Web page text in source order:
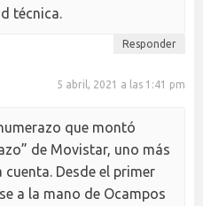
técnica.
Responder
5 abril, 2021 a las 1:41 pm
que montó
de Movistar, uno más
Desde el primer
a la mano de Ocampos